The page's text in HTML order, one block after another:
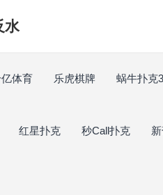
水
体育 乐虎棋牌 蜗牛扑克
红星扑克 秒Call扑克